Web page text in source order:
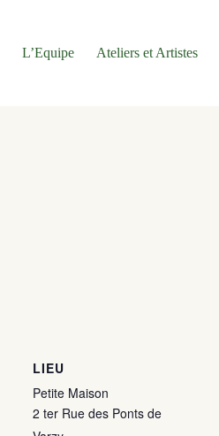
L’Equipe Ateliers et Artistes
LIEU
Petite Maison
2 ter Rue des Ponts de